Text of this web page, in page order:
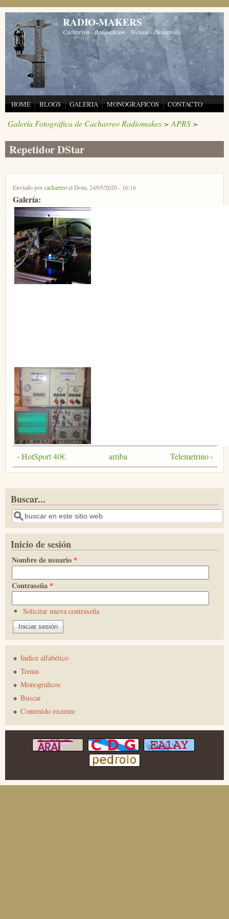
Pasar al contenido principal
RADIO-MAKERS
Cacharreo - Radioafición - Técnica - Desarrollo
HOME BLOGS GALERIA MONOGRAFICOS CONTACTO
Galería Fotográfica de Cacharreo Radiomakes > APRS >
Repetidor DStar
Enviado porcacharreoel Dom, 24/05/2020 - 16:16
Galería:
‹ HotSport 40€ arriba Telemetrino ›
Buscar...
Buscar
Inicio de sesión
Nombre de usuario *
Contraseña *
Solicitar nueva contraseña
Indice alfabético
Temas
Monograficos
Buscar
Contenido reciente